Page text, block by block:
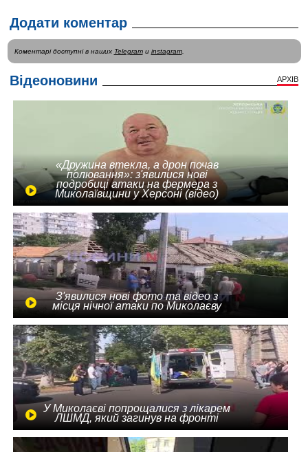
Додати коментар
Коментарі доступні в наших Telegramи instagram.
Відеоновини АРХІВ
«Дружина втекла, а дрон почав
полювання»: з'явилися нові
подробиці атаки на фермера з
Миколаївщини у Херсоні (відео)
З'явилися нові фото та відео з
місця нічної атаки по Миколаєву
У Миколаєві попрощалися з лікарем
ЛШМД, який загинув на фронті